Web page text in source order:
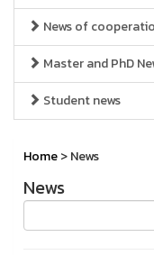
News of
Master and PhD
Student news
Home> News
News